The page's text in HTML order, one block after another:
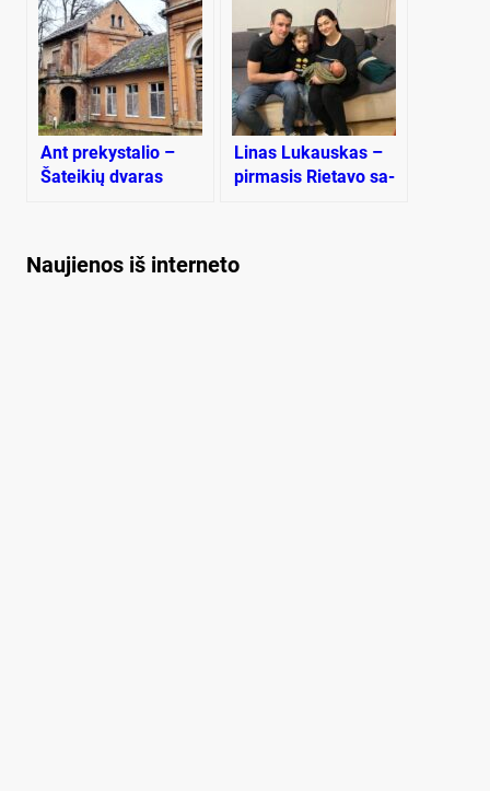
Ant prekystalio –
Šateikių dvaras
Li­nas Lu­kaus­kas –
pir­ma­sis Rie­ta­vo sa­
Naujienos iš interneto